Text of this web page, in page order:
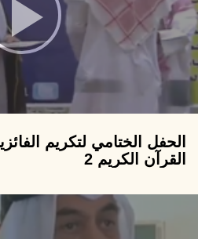
الحفل الختامي لتكريم
القرآن الكريم 2